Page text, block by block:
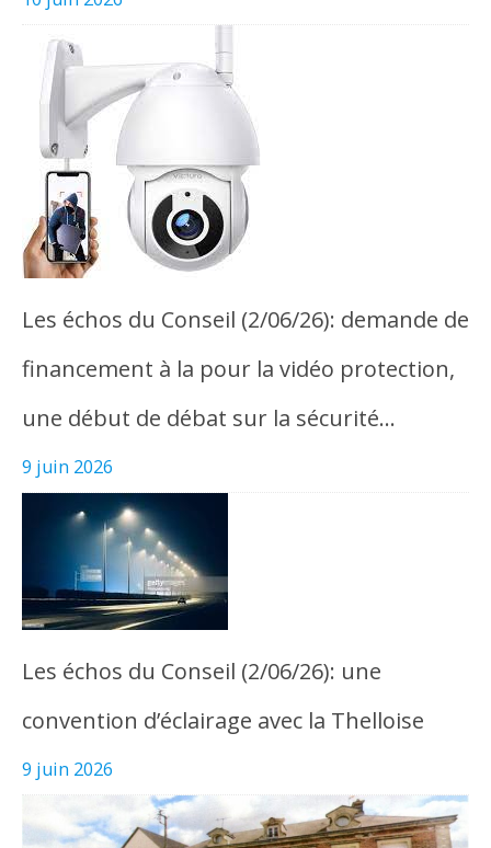
Les échos du Conseil (2/06/26): demande de
financement à la pour la vidéo protection,
une début de débat sur la sécurité…
9 juin 2026
Les échos du Conseil (2/06/26): une
convention d’éclairage avec la Thelloise
9 juin 2026